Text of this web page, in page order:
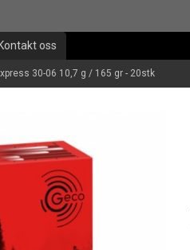
Kontakt oss
30-06 10,7 g / 165 gr - 20stk